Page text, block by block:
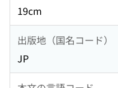
19cm
出版地（国名コード）
JP